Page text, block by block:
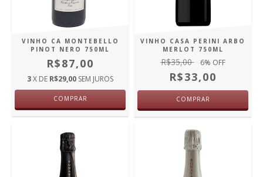
VINHO CA MONTEBELLO
PINOT NERO 750ML
R$87,00
3X DE R$29,00 SEM JUROS
COMPRAR
VINHO CASA PERINI ARBO
MERLOT 750ML
R$35,00 6% OFF
R$33,00
COMPRAR